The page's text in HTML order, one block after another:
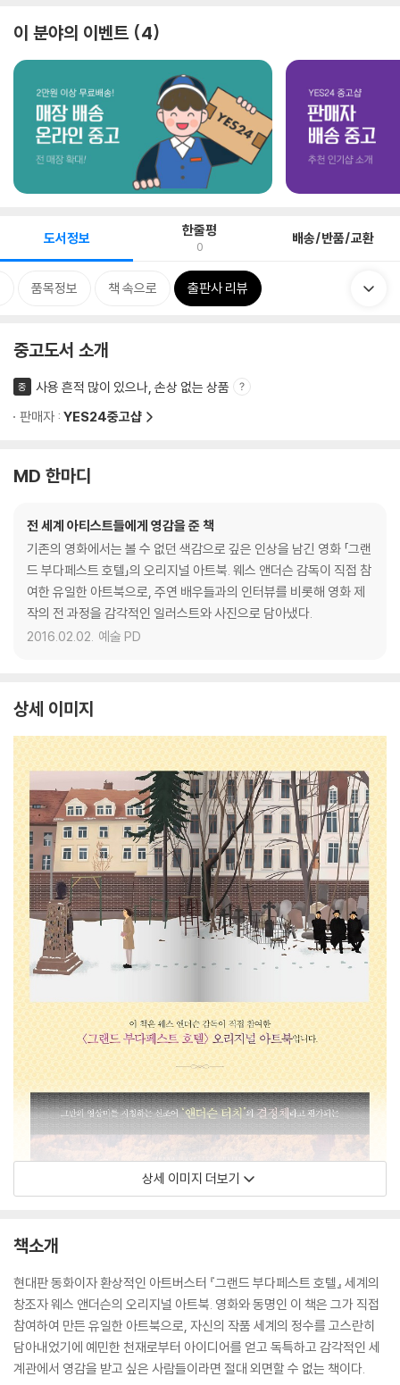
이 분야의 이벤트 4
도서정보 한줄평
0 배송/반품/교환
품목정보 책 속으로 출판사 리뷰
중고도서 소개
중
사용 흔적 많이 있으나, 손상 없는 상품
판매자 : YES24중고샵
MD 한마디
전 세계 아티스트들에게 영감을 준 책
기존의 영화에서는 볼 수 없던 색감으로 깊은 인상을 남긴 영화 「그랜
드 부다페스트 호텔」의 오리지널 아트북. 웨스 앤더슨 감독이 직접 참
여한 유일한 아트북으로, 주연 배우들과의 인터뷰를 비롯해 영화 제
작의 전 과정을 감각적인 일러스트와 사진으로 담아냈다.
2016.02.02. 예술 PD
상세 이미지
상세 이미지 더보기
책소개
현대판 동화이자 환상적인 아트버스터 『그랜드 부다페스트 호텔』 세계의
창조자 웨스 앤더슨의 오리지널 아트북. 영화와 동명인 이 책은 그가 직접
참여하여 만든 유일한 아트북으로, 자신의 작품 세계의 정수를 고스란히
담아내었기에 예민한 천재로부터 아이디어를 얻고 독특하고 감각적인 세
계관에서 영감을 받고 싶은 사람들이라면 절대 외면할 수 없는 책이다.